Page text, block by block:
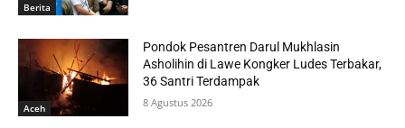
Berita
Aceh
Pondok Pesantren Darul Mukhlasin
Asholihin di Lawe Kongker Ludes Terbakar,
36 Santri Terdampak
8 Agustus 2026